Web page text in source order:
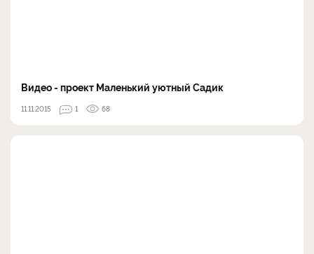
Видео - проект Маленький уютный Садик
11.11.2015 1 68